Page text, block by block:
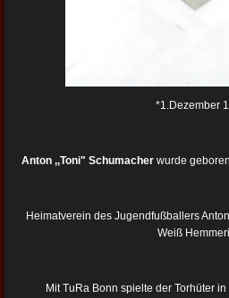
*1.Dezember
Anton ,,Toni" Schumacher wurde
Heimatverein des Jugendfußballers
Weiß
Mit TuRa Bonn spielte der Torhüter